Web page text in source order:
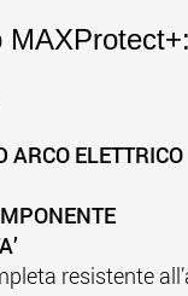
MAXProtect+:
ELETTRICO
resistente